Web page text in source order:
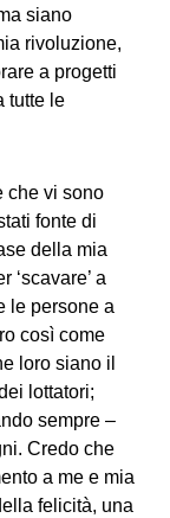
siano
rivoluzione,
a progetti
tutte le
che vi sono
fonte di
della mia
‘scavare’ a
le persone a
così come
loro siano il
lottatori;
sempre –
Credo che
a me e mia
felicità, una